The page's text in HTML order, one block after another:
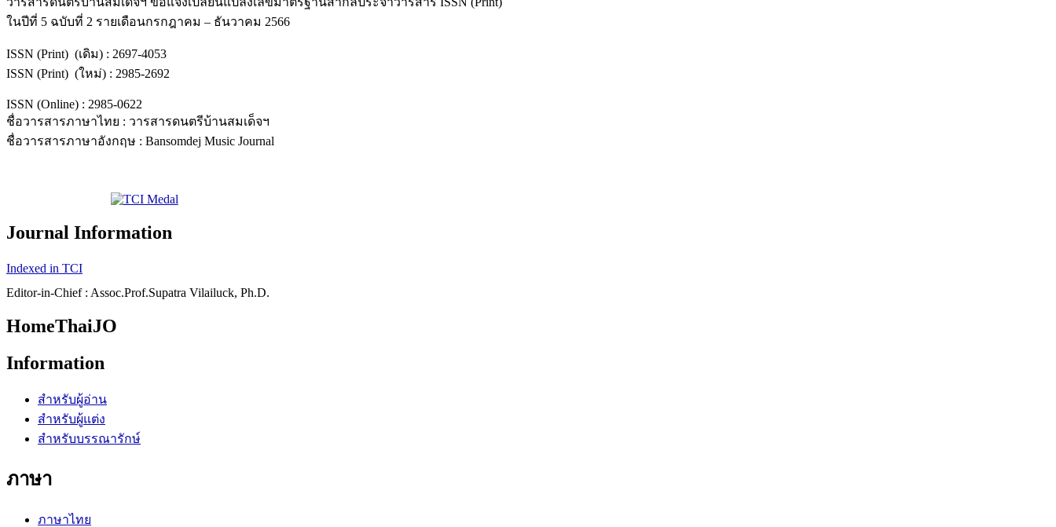
ในปีที่ 5 ฉบับที่ 2 รายเดือนกรกฎาคม – ธันวาคม 2566
ISSN (Print) (เดิม) : 2697-4053
ISSN (Print) (ใหม่) : 2985-2692
ISSN (Online) : 2985-0622
ชื่อวารสารภาษาไทย : วารสารดนตรีบ้านสมเด็จฯ
ชื่อวารสารภาษาอังกฤษ : Bansomdej Music Journal
Journal Information
Indexed in TCI
Editor-in-Chief : Assoc.Prof.Supatra Vilailuck, Ph.D.
HomeThaiJO
Information
สำหรับผู้อ่าน
สำหรับผู้แต่ง
สำหรับบรรณารักษ์
ภาษา
ภาษาไทย